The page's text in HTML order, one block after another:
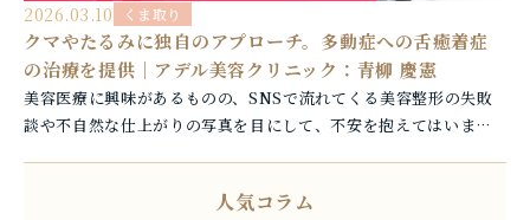
2026.03.10 くま取り
クマやたるみに独自のアプローチ。多動症への舌癒着症
の治療を提供｜アデル美容クリニック：青柳 慶憲
美容医療に興味があるものの、SNSで流れてくる美容整形の失敗
談や不自然な仕上がりの写真を目にして、不安を抱えてはいませ
人気コラム